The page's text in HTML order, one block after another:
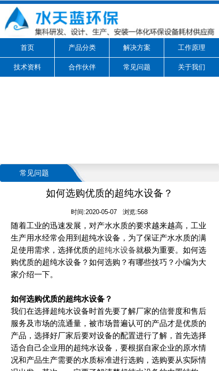
首页 产品分类 解决方案 工作原理
技术资料 合作伙伴 常见问题 关于我们
常见问题
如何选购优质的超纯水设备？
时间:2020-05-07 浏览:568
随着工业的迅速发展，对产水水质的要求越来越高，工业
生产用水经常会用到超纯水设备，为了保证产水水质的满
足使用需求，选择优质的超纯水设备就极为重要。如何选
购优质的超纯水设备？如何选购？有哪些技巧？小编为大
家介绍一下。
如何选购优质的超纯水设备？
我们在选择超纯水设备时首先要了解厂家的信誉度和售后
服务及市场的流通量，被市场普遍认可的产品才是优质的
产品，选择好厂家后要对设备的配置进行了解，首先选择
适合自己企业用的超纯水设备，要根据自家企业的原水情
况和产品生产需要的水质标准进行选购，选购要从实际情